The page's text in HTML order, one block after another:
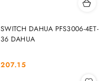
SWITCH DAHUA PFS3006-4ET-
36 DAHUA
Cena:
207.15